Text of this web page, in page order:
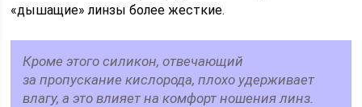
«дышащие» линзы более жесткие.
Кроме этого силикон, отвечающий
за пропускание кислорода, плохо удерживает
влагу, а это влияет на комфорт ношения линз.